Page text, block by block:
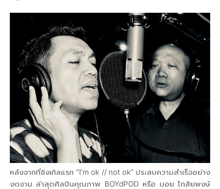
หลังจากที่ซิงเกิลแรก “I’m ok // not ok” ประสบความสำเร็จอย่าง
งดงาม ล่าสุดศิลปินคุณภาพ BOYdPOD หรือ บอย โกสิยพงษ์